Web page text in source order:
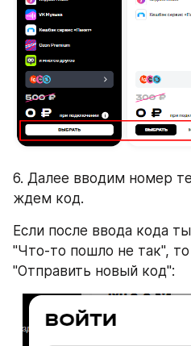
6. Далее вводим номер
ждем код.
Если после ввода кода
"Что-то пошло не так",
"Отправить новый код":